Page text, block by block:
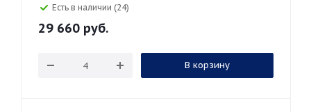
Есть в наличии (24)
29 660 руб.
В корзину